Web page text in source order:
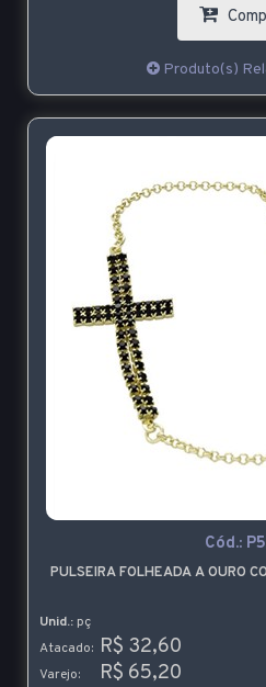
Produto(s)
Cód.:
PULSEIRA FOLHEADA A OURO
Unid.: pç
Atacado: R$ 32,60
Varejo: R$ 65,20